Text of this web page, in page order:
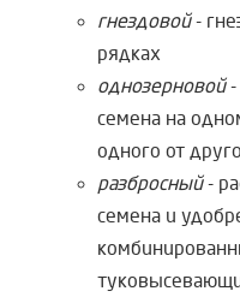
гнездовой-
рядках
однозерновой-
семена на
одного от
разбросный-
семена и